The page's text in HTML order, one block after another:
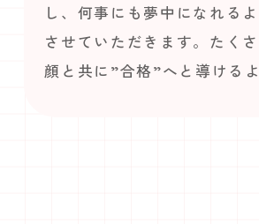
し、何事にも夢中になれる
させていただきます。たく
顔と共に”合格”へと導けるよ